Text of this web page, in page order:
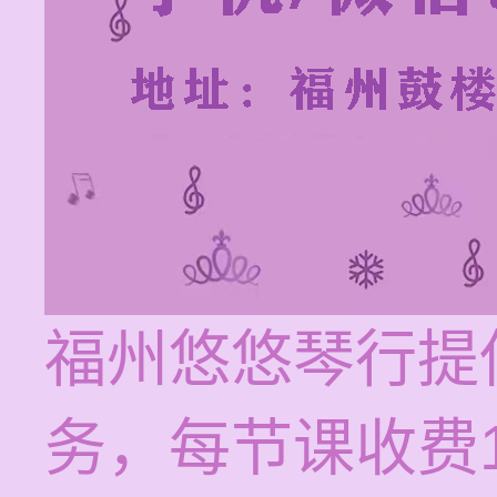
福州悠悠琴行
务，每节课收